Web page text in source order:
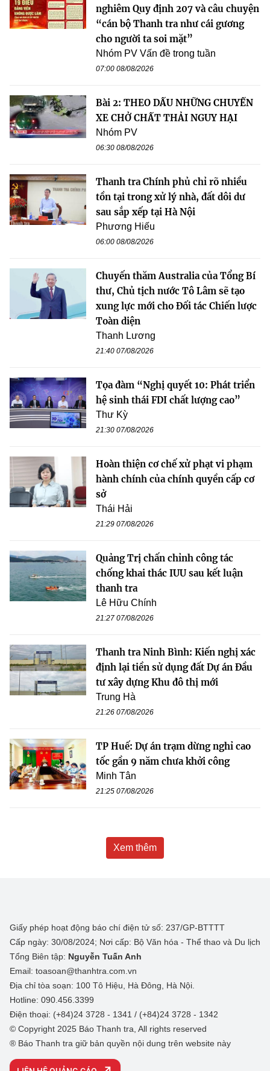
nghiêm Quy định 207 và câu chuyện
“cán bộ Thanh tra như cái gương
cho người ta soi mặt”
Nhóm PV Vấn đề trong tuần
07:00 08/08/2026
Bài 2: THEO DẤU NHỮNG CHUYẾN
XE CHỞ CHẤT THẢI NGUY HẠI
Nhóm PV
06:30 08/08/2026
Thanh tra Chính phủ chỉ rõ nhiều
tồn tại trong xử lý nhà, đất dôi dư
sau sắp xếp tại Hà Nội
Phương Hiếu
06:00 08/08/2026
Chuyến thăm Australia của Tổng Bí
thư, Chủ tịch nước Tô Lâm sẽ tạo
xung lực mới cho Đối tác Chiến lược
Toàn diện
Thanh Lương
21:40 07/08/2026
Tọa đàm “Nghị quyết 10: Phát triển
hệ sinh thái FDI chất lượng cao”
Thư Kỳ
21:30 07/08/2026
Hoàn thiện cơ chế xử phạt vi phạm
hành chính của chính quyền cấp cơ
sở
Thái Hải
21:29 07/08/2026
Quảng Trị chấn chỉnh công tác
chống khai thác IUU sau kết luận
thanh tra
Lê Hữu Chính
21:27 07/08/2026
Thanh tra Ninh Bình: Kiến nghị xác
định lại tiền sử dụng đất Dự án Đầu
tư xây dựng Khu đô thị mới
Trung Hà
21:26 07/08/2026
TP Huế: Dự án trạm dừng nghỉ cao
tốc gần 9 năm chưa khởi công
Minh Tân
21:25 07/08/2026
Xem thêm
Giấy phép hoạt động báo chí điện tử số: 237/GP-BTTTT
Cấp ngày: 30/08/2024; Nơi cấp: Bộ Văn hóa - Thể thao và Du lịch
Tổng Biên tập: Nguyễn Tuấn Anh
Email: toasoan@thanhtra.com.vn
Địa chỉ tòa soạn: 100 Tô Hiệu, Hà Đông, Hà Nội.
Hotline: 090.456.3399
Điện thoại: (+84)24 3728 - 1341 / (+84)24 3728 - 1342
© Copyright 2025 Báo Thanh tra, All rights reserved
® Báo Thanh tra giữ bản quyền nội dung trên website này